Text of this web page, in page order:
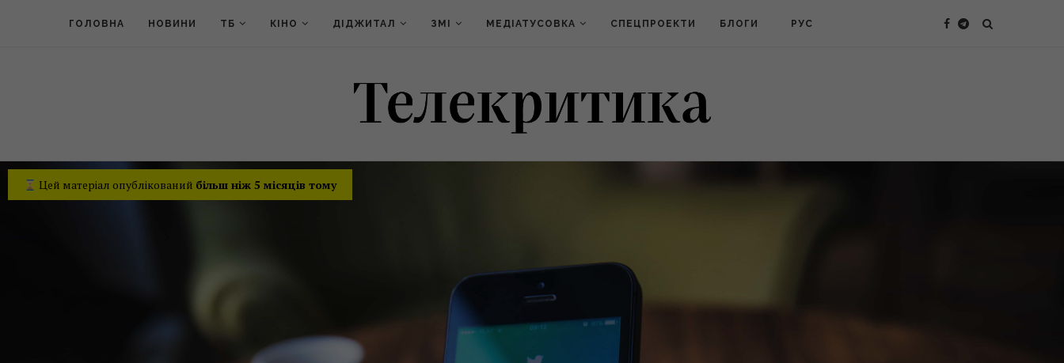
ГОЛОВНА НОВИНИ ТБ КІНО ДІДЖИТАЛ ЗМІ МЕДІАТУСОВКА СПЕЦПРОЕКТИ БЛОГИ РУС
Цей матеріал опублікований більш ніж 5 місяців тому